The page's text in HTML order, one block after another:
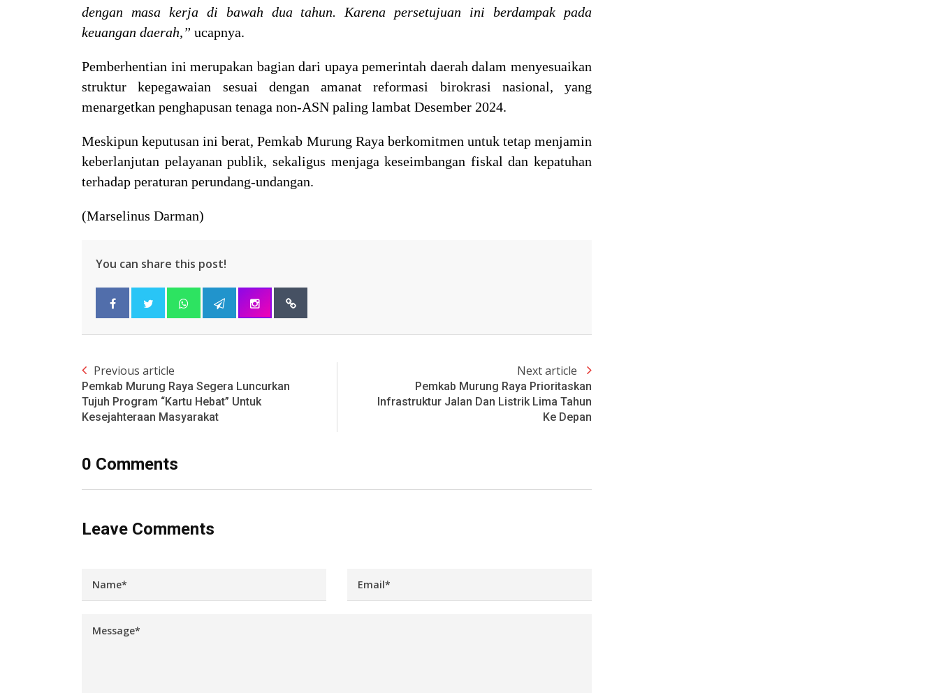
dengan masa kerja di bawah dua tahun. Karena persetujuan ini berdampak pada
keuangan daerah,” ucapnya.
Pemberhentian ini merupakan bagian dari upaya pemerintah daerah dalam menyesuaikan
struktur kepegawaian sesuai dengan amanat reformasi birokrasi nasional, yang
menargetkan penghapusan tenaga non-ASN paling lambat Desember 2024.
Meskipun keputusan ini berat, Pemkab Murung Raya berkomitmen untuk tetap menjamin
keberlanjutan pelayanan publik, sekaligus menjaga keseimbangan fiskal dan kepatuhan
terhadap peraturan perundang-undangan.
(Marselinus Darman)
You can share this post!
Previous article
Pemkab Murung Raya Segera Luncurkan
Tujuh Program “Kartu Hebat” Untuk
Kesejahteraan Masyarakat
Next article
Pemkab Murung Raya Prioritaskan
Infrastruktur Jalan Dan Listrik Lima Tahun
Ke Depan
0 Comments
Leave Comments